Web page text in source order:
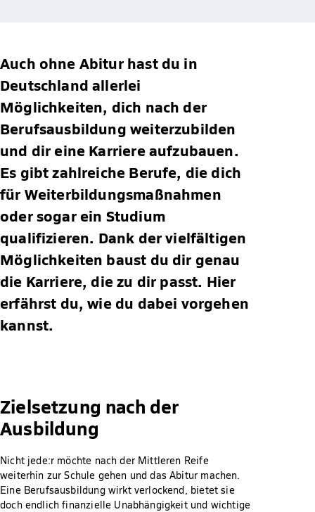
Auch ohne Abitur hast du in
Deutschland allerlei
Möglichkeiten, dich nach der
Berufsausbildung weiterzubilden
und dir eine Karriere aufzubauen.
Es gibt zahlreiche Berufe, die dich
für Weiterbildungsmaßnahmen
oder sogar ein Studium
qualifizieren. Dank der vielfältigen
Möglichkeiten baust du dir genau
die Karriere, die zu dir passt. Hier
erfährst du, wie du dabei vorgehen
kannst.
Zielsetzung nach der
Ausbildung
Nicht jede:r möchte nach der Mittleren Reife
weiterhin zur Schule gehen und das Abitur machen.
Eine Berufsausbildung wirkt verlockend, bietet sie
doch endlich finanzielle Unabhängigkeit und wichtige